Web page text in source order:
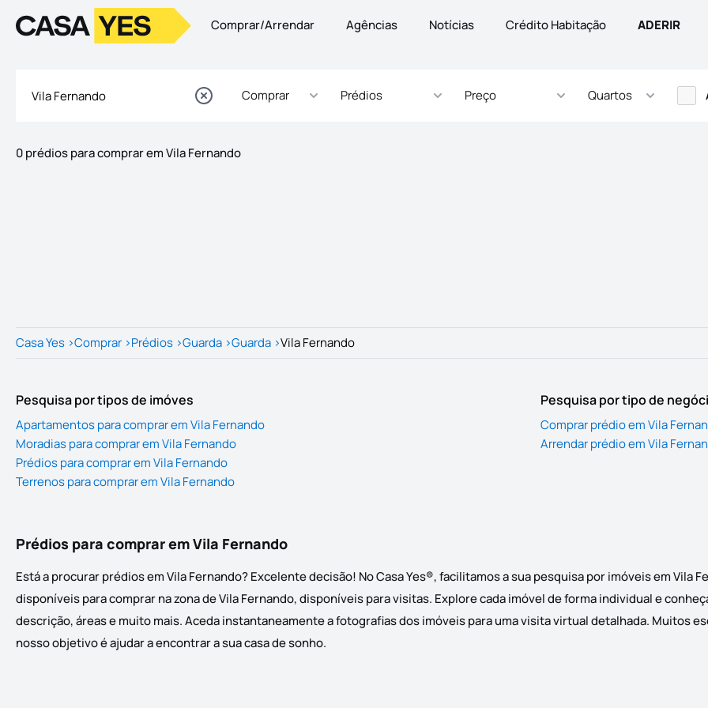
LogoIr para a homepage Comprar/Arrendar Agências Notícias Crédito Habitação ADERIR
Comprar Prédios Preço Quartos
0 prédios para comprar em Vila Fernando
Casa Yes >Comprar >Prédios >Guarda >Guarda >Vila Fernando
Pesquisa por tipos de imóves
Apartamentos para comprar em Vila Fernando
Moradias para comprar em Vila Fernando
Prédios para comprar em Vila Fernando
Terrenos para comprar em Vila Fernando
Pesquisa por tipo de
Comprar prédio em Vila
Arrendar prédio em Vila
Prédios para comprar em Vila Fernando
Está a procurar prédios em Vila Fernando? Excelente decisão! No Casa Yes®, facilitamos a sua pesquisa por imóveis em Vila
disponíveis para comprar na zona de Vila Fernando, disponíveis para visitas. Explore cada imóvel de forma individual e
descrição, áreas e muito mais. Aceda instantaneamente a fotografias dos imóveis para uma visita virtual detalhada. Muitos
nosso objetivo é ajudar a encontrar a sua casa de sonho.